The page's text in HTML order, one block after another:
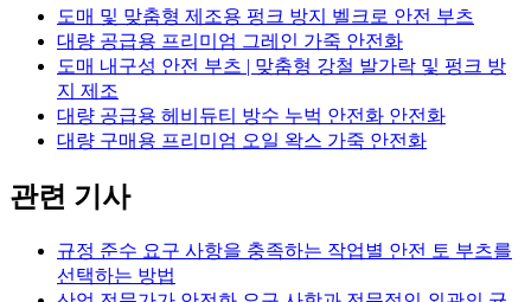
도매 및 맞춤형 제조용 펑크 방지 벨크로 안전 부츠
대량 공급용 프리미엄 그레인 가죽 안전화
도매 내구성 안전 부츠 | 맞춤형 강철 발가락 및 펑크 방
지 제조
대량 공급용 헤비듀티 방수 누벅 안전화 안전화
대량 구매용 프리미엄 오일 왁스 가죽 안전화
관련 기사
규정 준수 요구 사항을 충족하는 작업별 안전 토 부츠를
선택하는 방법